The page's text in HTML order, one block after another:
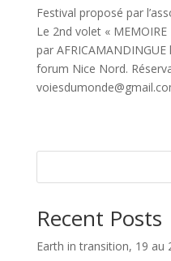
Festival proposé par
Le 2nd volet «
par
forum Nice Nord.
Recent Posts
Earth in transition, 19 au